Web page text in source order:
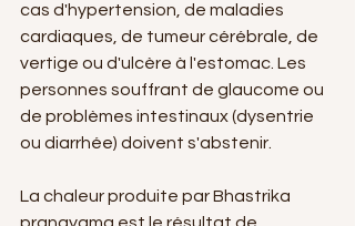
cas d'hypertension, de maladies
cardiaques, de tumeur cérébrale, de
vertige ou d'ulcère à l'estomac. Les
personnes souffrant de glaucome ou
de problèmes intestinaux (dysentrie
ou diarrhée) doivent s'abstenir.
La chaleur produite par Bhastrika